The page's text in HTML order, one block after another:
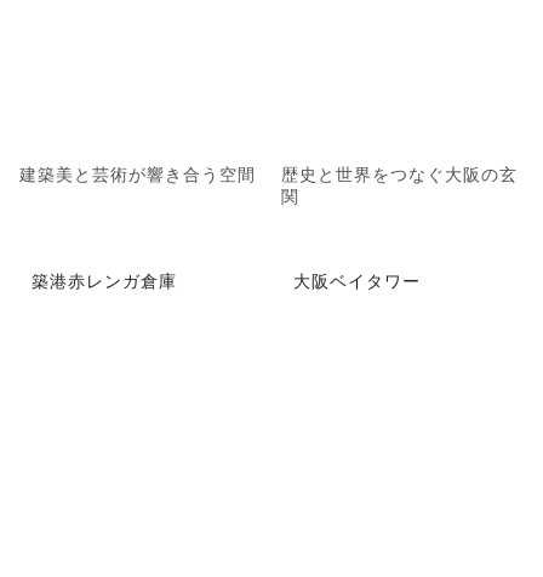
建築美と芸術が響き合う空間
歴史と世界をつなぐ大阪の玄
関
築港赤レンガ倉庫 大阪ベイタワー